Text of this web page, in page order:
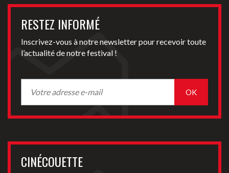
RESTEZ INFORMÉ
Inscrivez-vous à notre newsletter pour recevoir toute
l’actualité de notre festival !
CINÉCOUETTE